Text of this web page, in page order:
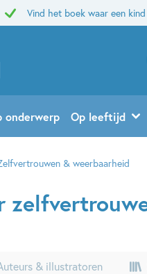
Vind het boek waar een
onderwerp Op leeftijd
& weerbaarheid
& illustratoren